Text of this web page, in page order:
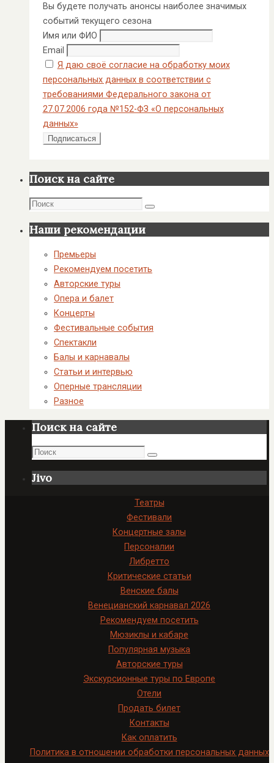
Вы будете получать анонсы наиболее значимых
событий текущего сезона
Имя или ФИО
Email
Я даю своё согласие на обработку моих
персональных данных в соответствии с
требованиями Федерального закона от
27.07.2006 года №152-ФЗ «О персональных
данных»
Поиск на сайте
Поиск
Поиск
Наши рекомендации
Премьеры
Рекомендуем посетить
Авторские туры
Опера и балет
Концерты
Фестивальные события
Спектакли
Балы и карнавалы
Статьи и интервью
Оперные трансляции
Разное
Поиск на сайте
Поиск
Поиск
Jivo
Театры
Фестивали
Концертные залы
Персоналии
Либретто
Критические статьи
Венские балы
Венецианский карнавал 2026
Рекомендуем посетить
Мюзиклы и кабаре
Популярная музыка
Авторские туры
Экскурсионные туры по Европе
Отели
Продать билет
Контакты
Как оплатить
Политика в отношении обработки персональных данных